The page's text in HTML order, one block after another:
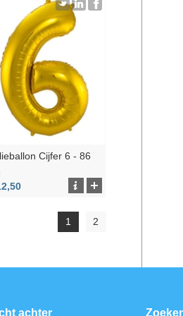
Cijfer 6 - 86
1 2
achter